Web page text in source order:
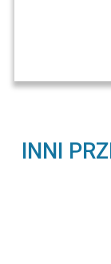
INNI